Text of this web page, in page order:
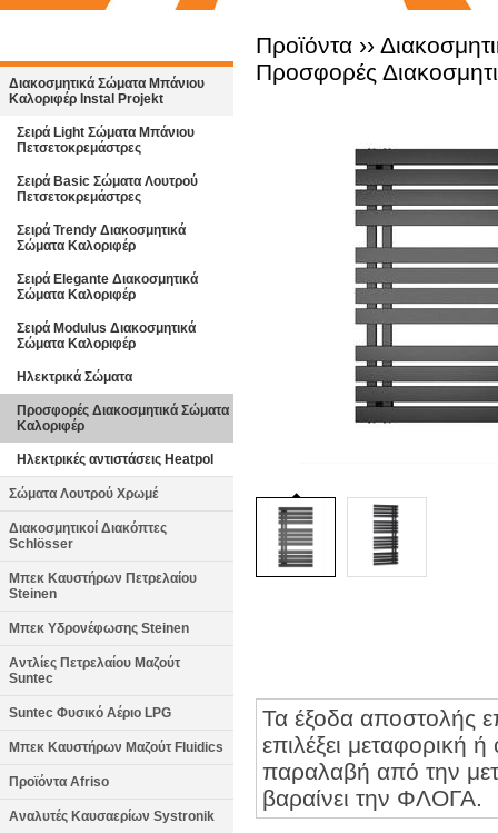
Διακοσμητικά Σώματα Μπάνιου
Καλοριφέρ Instal Projekt
Σειρά Light Σώματα Μπάνιου
Πετσετοκρεμάστρες
Σειρά Basic Σώματα Λουτρού
Πετσετοκρεμάστρες
Σειρά Trendy Διακοσμητικά
Σώματα Καλοριφέρ
Σειρά Elegante Διακοσμητικά
Σώματα Καλοριφέρ
Σειρά Modulus Διακοσμητικά
Σώματα Καλοριφέρ
Ηλεκτρικά Σώματα
Προσφορές Διακοσμητικά Σώματα
Καλοριφέρ
Ηλεκτρικές αντιστάσεις Heatpol
Σώματα Λουτρού Χρωμέ
Διακοσμητικοί Διακόπτες
Schlösser
Μπεκ Καυστήρων Πετρελαίου
Steinen
Μπεκ Υδρονέφωσης Steinen
Αντλίες Πετρελαίου Μαζούτ
Suntec
Suntec Φυσικό Αέριο LPG
Μπεκ Καυστήρων Μαζούτ Fluidics
Προϊόντα Afriso
Αναλυτές Καυσαερίων Systronik
Προϊόντα ››
Προσφορές
Τα έξοδα αποστολής
επιλέξει μεταφορική
παραλαβή από την
βαραίνει την ΦΛΟΓΑ.